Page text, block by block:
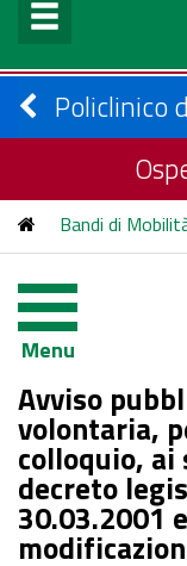
Policlinico
Bandi di
colloquio, ai sensi
30.03.2001 e
copertura di n. 1
Medico di
Universitaria di
Menu
Avviso
volontaria,
colloquio, ai
decreto
30.03.2001